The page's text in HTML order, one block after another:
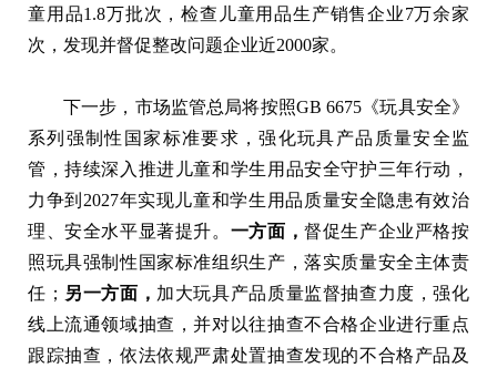
童用品1.8万批次，检查儿童用品生产销售企业7万余家
次，发现并督促整改问题企业近2000家。
下一步，市场监管总局将按照GB 6675《玩具安全》
系列强制性国家标准要求，强化玩具产品质量安全监
管，持续深入推进儿童和学生用品安全守护三年行动，
力争到2027年实现儿童和学生用品质量安全隐患有效治
理、安全水平显著提升。 一方面，督促生产企业严格按
照玩具强制性国家标准组织生产，落实质量安全主体责
任； 另一方面， 加大玩具产品质量监督抽查力度，强化
线上流通领域抽查，并对以往抽查不合格企业进行重点
跟踪抽查，依法依规严肃处置抽查发现的不合格产品及